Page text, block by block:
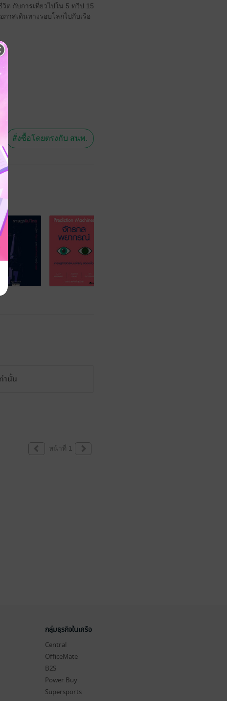
ต กับการเที่ยวไปใน 5 ทวีป 15
าสเดินทางรอบโลกไปกับเรือ
สั่งซื้อโดยตรงกับ สนพ.
านั้น
หน้าที่ 1
กลุ่มธุรกิจในเครือ
Central
OfficeMate
B2S
Power Buy
Supersports